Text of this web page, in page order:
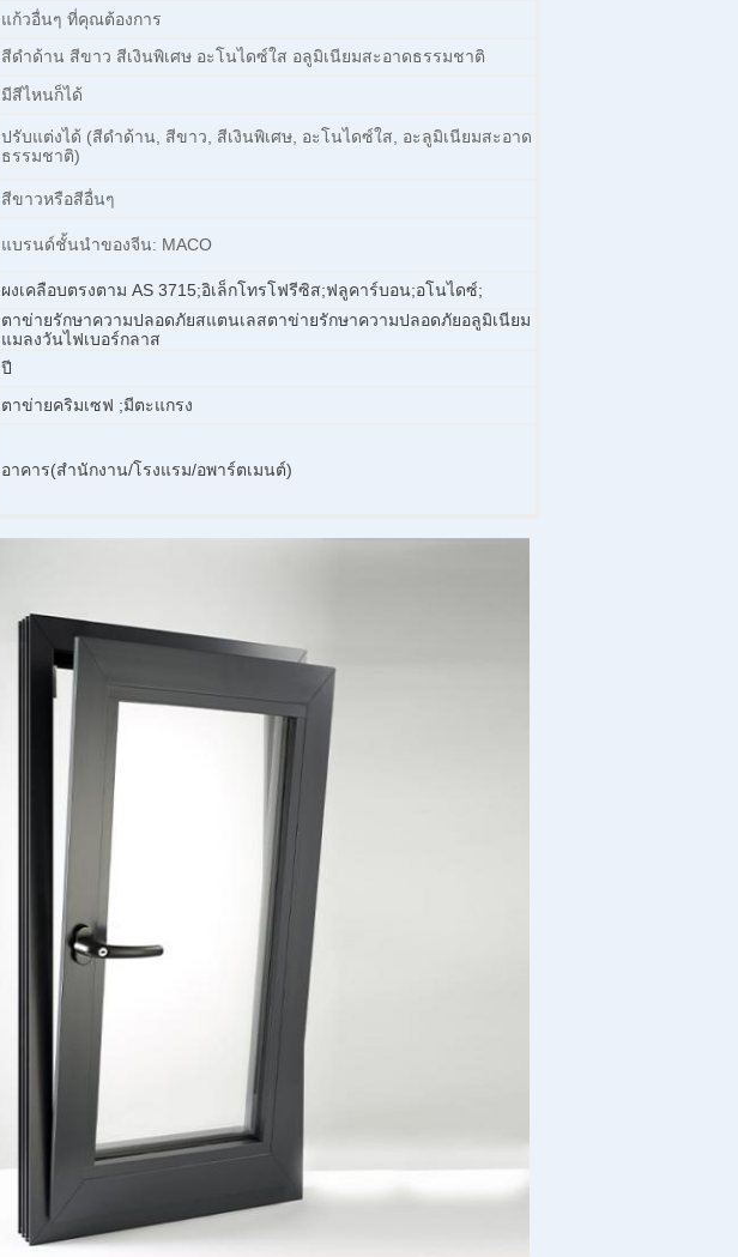
แก้วอื่นๆ ที่คุณต้องการ
สีดำด้าน สีขาว สีเงินพิเศษ อะโนไดซ์ใส อลูมิเนียมสะอาดธรรมชาติ
มีสีไหนก็ได้
ปรับแต่งได้ (สีดำด้าน, สีขาว, สีเงินพิเศษ, อะโนไดซ์ใส, อะลูมิเนียมสะอาด
ธรรมชาติ)
สีขาวหรือสีอื่นๆ
แบรนด์ชั้นนำของจีน: MACO
ผงเคลือบตรงตาม AS 3715;อิเล็กโทรโฟรีซิส;ฟลูคาร์บอน;อโนไดซ์;
ตาข่ายรักษาความปลอดภัยสแตนเลสตาข่ายรักษาความปลอดภัยอลูมิเนียม
แมลงวันไฟเบอร์กลาส
ปี
ตาข่ายคริมเซฟ ;มีตะแกรง
อาคาร(สำนักงาน/โรงแรม/อพาร์ตเมนต์)